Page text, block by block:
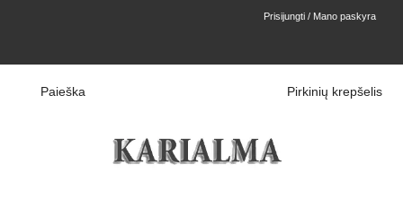
Prisijungti / Mano paskyra
Paieška Pirkinių krepšelis